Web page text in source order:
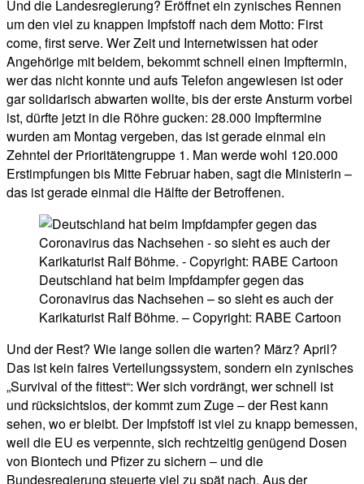
Und die Landesregierung? Eröffnet ein zynisches Rennen
um den viel zu knappen Impfstoff nach dem Motto: First
come, first serve. Wer Zeit und Internetwissen hat oder
Angehörige mit beidem, bekommt schnell einen Impftermin,
wer das nicht konnte und aufs Telefon angewiesen ist oder
gar solidarisch abwarten wollte, bis der erste Ansturm vorbei
ist, dürfte jetzt in die Röhre gucken: 28.000 Impftermine
wurden am Montag vergeben, das ist gerade einmal ein
Zehntel der Prioritätengruppe 1. Man werde wohl 120.000
Erstimpfungen bis Mitte Februar haben, sagt die Ministerin –
das ist gerade einmal die Hälfte der Betroffenen.
Deutschland hat beim Impfdampfer gegen das
Coronavirus das Nachsehen – so sieht es auch der
Karikaturist Ralf Böhme. – Copyright: RABE Cartoon
Und der Rest? Wie lange sollen die warten? März? April?
Das ist kein faires Verteilungssystem, sondern ein zynisches
„Survival of the fittest“: Wer sich vordrängt, wer schnell ist
und rücksichtslos, der kommt zum Zuge – der Rest kann
sehen, wo er bleibt. Der Impfstoff ist viel zu knapp bemessen,
weil die EU es verpennte, sich rechtzeitig genügend Dosen
von Biontech und Pfizer zu sichern – und die
Bundesregierung steuerte viel zu spät nach. Aus der